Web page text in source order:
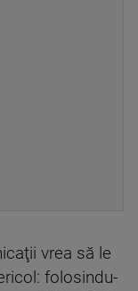
vrea să le
folosindu-